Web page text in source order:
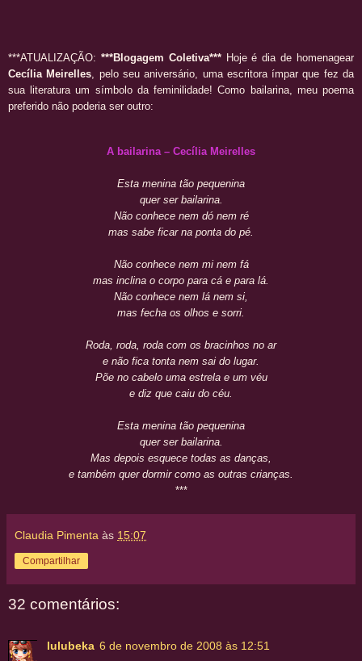
***ATUALIZAÇÃO: ***Blogagem Coletiva***Hoje é dia de homenagear
Cecília Meirelles , pelo seu aniversário, uma escritora ímpar que fez da
sua literatura um símbolo da feminilidade! Como bailarina, meu poema
preferido não poderia ser outro:
A bailarina – Cecília Meirelles
Esta menina tão pequenina
quer ser bailarina.
Não conhece nem dó nem ré
mas sabe ficar na ponta do pé.
Não conhece nem mi nem fá
mas inclina o corpo para cá e para lá.
Não conhece nem lá nem si,
mas fecha os olhos e sorri.
Roda, roda, roda com os bracinhos no ar
e não fica tonta nem sai do lugar.
Põe no cabelo uma estrela e um véu
e diz que caiu do céu.
Esta menina tão pequenina
quer ser bailarina.
Mas depois esquece todas as danças,
e também quer dormir como as outras crianças.
***
Claudia Pimenta às 15:07
Compartilhar
32 comentários:
lulubeka 6 de novembro de 2008 às 12:51